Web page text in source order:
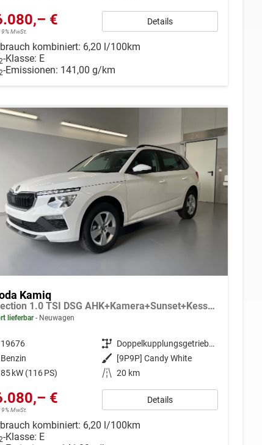
€
MwSt.
Details
kombiniert: 6,20 l/100km
-Klasse: E
-Emissionen: 141,00 g/km
Kamiq
Selection 1.0 TSI DSG AHK+Kamera+Sunset+Kessy+AppConnect+Sitzheiz+Alu16+GV5
lieferbar Neuwagen
19676 Getriebe
Doppelkupplungsgetriebe (DSG)
Benzin Außenfarbe [9P9P] Candy White
85 kW (116 PS) Kilometerstand 20 km
€
MwSt.
Details
kombiniert: 6,20 l/100km
-Klasse: E